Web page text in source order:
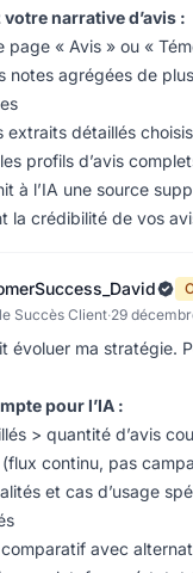
narrative d’avis :
page « Avis » ou «
notes agrégées de
extraits détaillés choisis
profils d’avis
à l’IA une source
la crédibilité de vos
Succès Client·29
évoluer ma stratégie.
pour l’IA :
> quantité d’avis
(flux continu, pas
et cas d’usage
avec